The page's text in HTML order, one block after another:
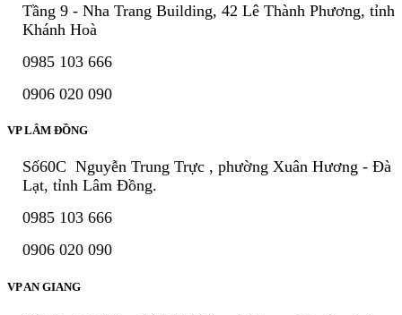
Tầng 9 - Nha Trang Building, 42 Lê Thành Phương, tỉnh
Khánh Hoà
0985 103 666
0906 020 090
VP LÂM ĐỒNG
Số60C Nguyễn Trung Trực , phường Xuân Hương - Đà
Lạt, tỉnh Lâm Đồng.
0985 103 666
0906 020 090
VP AN GIANG